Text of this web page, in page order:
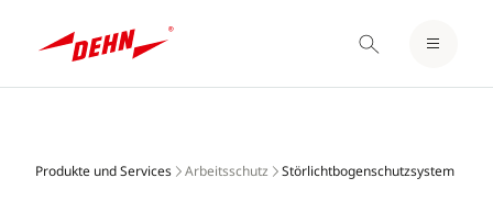
content
EINLOGGEN / REGISTRIEREN
Produkte und Services Arbeitsschutz Störlichtbogenschutzsystem